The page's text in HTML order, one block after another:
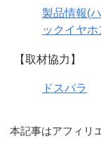
製品情報(
ックイヤホ
【取材協力】
ドスパラ
本記事はアフィリ